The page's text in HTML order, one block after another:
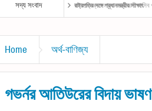
সদ্য সংবাদ রাষ্ট্রপতির সঙ্গে প্রধানমন্ত্রীর সাক্ষাৎ
Home অর্থ-বাণিজ্য
গভর্নর আতিউরের বিদায় ভাষণ